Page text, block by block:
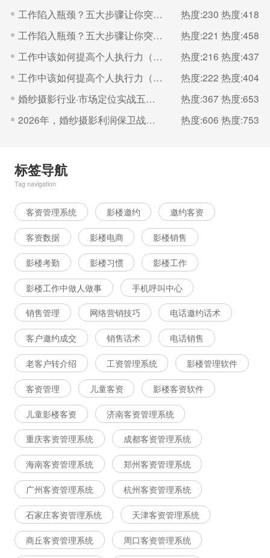
工作陷入瓶颈？五大步骤让你突破（二）
热度:230 热度:418
工作陷入瓶颈？五大步骤让你突破（一）
热度:221 热度:458
工作中该如何提高个人执行力（二）
热度:216 热度:437
工作中该如何提高个人执行力（一）
热度:222 热度:404
婚纱摄影行业·市场定位实战五步法
热度:367 热度:653
2026年，婚纱摄影利润保卫战的核心是“控成本
热度:606 热度:753
标签导航
Tag navigation
客资管理系统 影楼邀约 邀约客资
客资数据 影楼电商 影楼销售
影楼考勤 影楼习惯 影楼工作
影楼工作中做人做事 手机呼叫中心
销售管理 网络营销技巧 电话邀约话术
客户邀约成交 销售话术 电话销售
老客户转介绍 工资管理系统 影楼管理软件
客资管理 儿童客资 影楼客资软件
儿童影楼客资 济南客资管理系统
重庆客资管理系统 成都客资管理系统
海南客资管理系统 郑州客资管理系统
广州客资管理系统 杭州客资管理系统
石家庄客资管理系统 天津客资管理系统
商丘客资管理系统 周口客资管理系统